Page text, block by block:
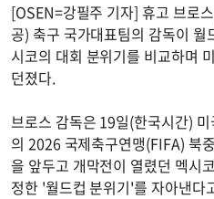
[OSEN=강필주 기자] 휴고 브로
공) 축구 국가대표팀의 감독이 월
시코의 대회 분위기를 비교하며
던졌다.
브로스 감독은 19일(한국시간)
의 2026 국제축구연맹(FIFA) 북
을 앞두고 개막전이 열렸던 멕시
정한 '월드컵 분위기'를 자아낸다